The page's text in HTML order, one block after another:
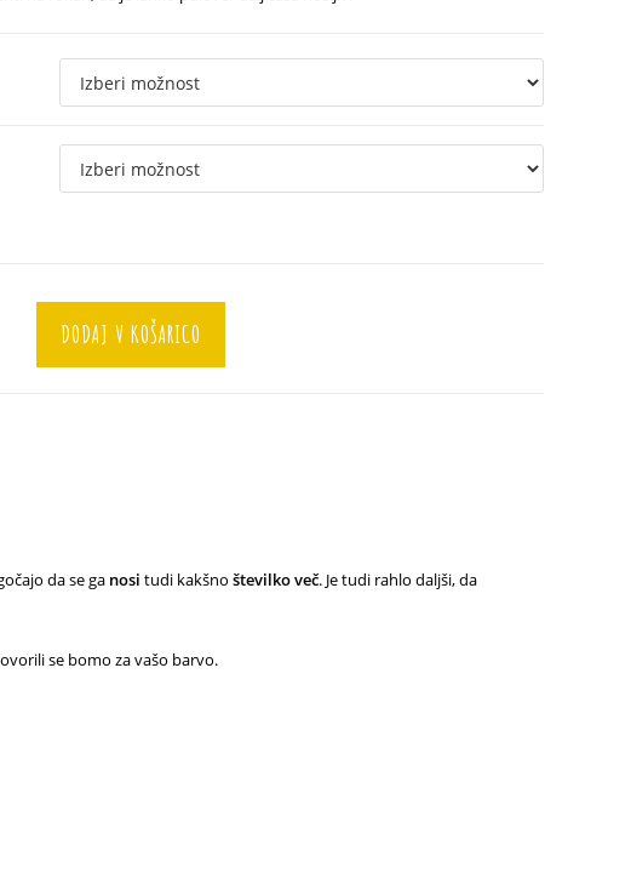
DODAJ V KOŠARICO
da se ga nosi tudi kakšno številko več. Je tudi rahlo daljši, da
se bomo za vašo barvo.